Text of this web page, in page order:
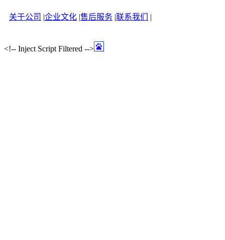
关于公司 |企业文化 |售后服务 |联系我们 |
<!-- Inject Script Filtered -->